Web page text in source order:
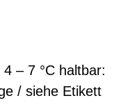
– 7 °C haltbar:
/ siehe Etikett